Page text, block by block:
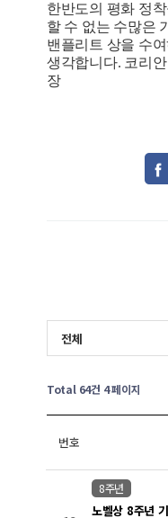
한반도의 평화 정
할 수 없는 수많은
밴플리트 상을 수
생각합니다. 코리
장
전체
Total 64건 4 페이지
번호
8주년
노벨상 8주년